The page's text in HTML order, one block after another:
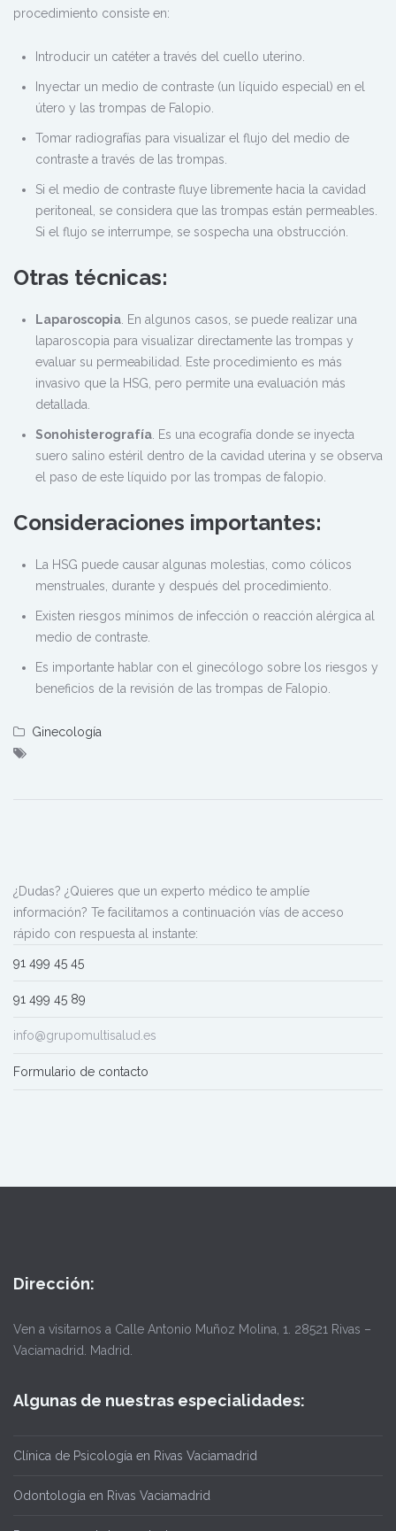
procedimiento consiste en:
Introducir un catéter a través del cuello uterino.
Inyectar un medio de contraste (un líquido especial) en el
útero y las trompas de Falopio.
Tomar radiografías para visualizar el flujo del medio de
contraste a través de las trompas.
Si el medio de contraste fluye libremente hacia la cavidad
peritoneal, se considera que las trompas están permeables.
Si el flujo se interrumpe, se sospecha una obstrucción.
Otras técnicas:
Laparoscopia . En algunos casos, se puede realizar una
laparoscopia para visualizar directamente las trompas y
evaluar su permeabilidad. Este procedimiento es más
invasivo que la HSG, pero permite una evaluación más
detallada.
Sonohisterografía . Es una ecografía donde se inyecta
suero salino estéril dentro de la cavidad uterina y se observa
el paso de este líquido por las trompas de falopio.
Consideraciones importantes:
La HSG puede causar algunas molestias, como cólicos
menstruales, durante y después del procedimiento.
Existen riesgos mínimos de infección o reacción alérgica al
medio de contraste.
Es importante hablar con el ginecólogo sobre los riesgos y
beneficios de la revisión de las trompas de Falopio.
Ginecología
¿Dudas? ¿Quieres que un experto médico te amplíe
información? Te facilitamos a continuación vías de acceso
rápido con respuesta al instante:
91 499 45 45
91 499 45 89
info@grupomultisalud.es
Formulario de contacto
Dirección:
Ven a visitarnos a Calle Antonio Muñoz Molina, 1. 28521 Rivas –
Vaciamadrid. Madrid.
Algunas de nuestras especialidades:
Clínica de Psicología en Rivas Vaciamadrid
Odontología en Rivas Vaciamadrid